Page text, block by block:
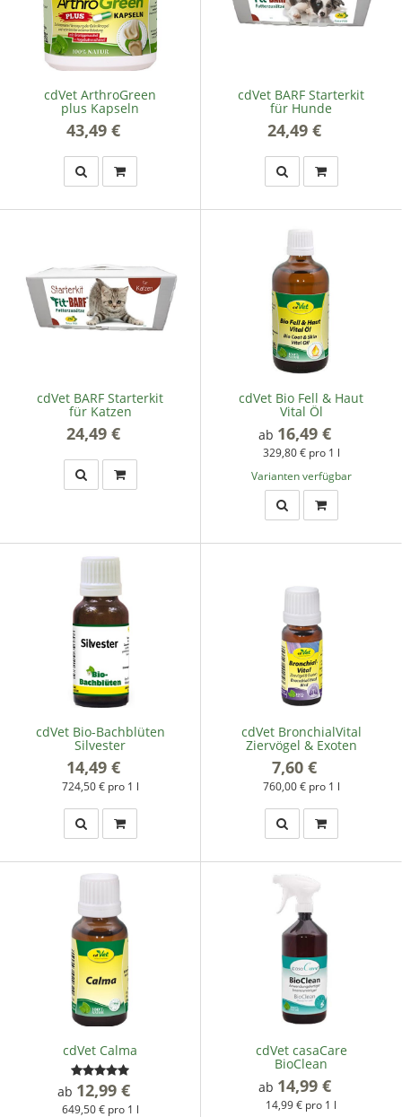
cdVet ArthroGreen
plus Kapseln
43,49 €
cdVet BARF Starterkit
für Hunde
24,49 €
cdVet BARF Starterkit
für Katzen
24,49 €
cdVet Bio Fell & Haut
Vital Öl
ab 16,49 €
329,80 € pro 1 l
Varianten verfügbar
cdVet Bio-Bachblüten
Silvester
14,49 €
724,50 € pro 1 l
cdVet BronchialVital
Ziervögel & Exoten
7,60 €
760,00 € pro 1 l
cdVet Calma
ab 12,99 €
649,50 € pro 1 l
cdVet casaCare
BioClean
ab 14,99 €
14,99 € pro 1 l